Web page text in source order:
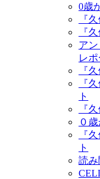
0歳
『
『
ア
レポ
『
『
ト
『
０
『
ト
読み